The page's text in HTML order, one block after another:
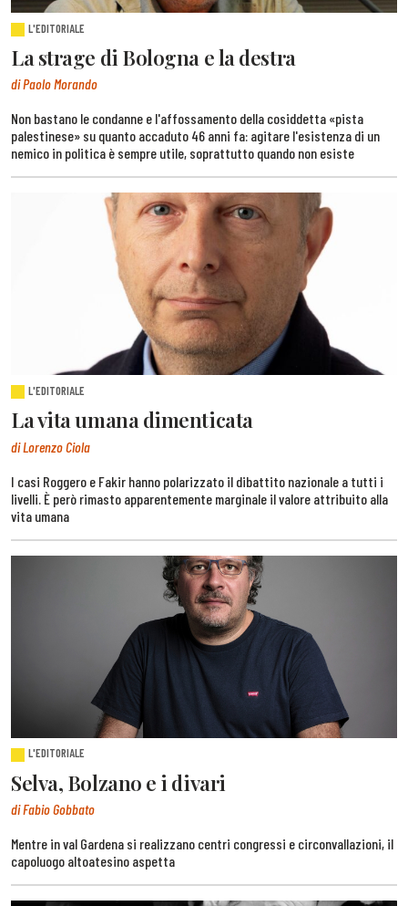
L'EDITORIALE
La strage di Bologna e la destra
di Paolo Morando
Non bastano le condanne e l'affossamento della cosiddetta «pista
palestinese» su quanto accaduto 46 anni fa: agitare l'esistenza di un
nemico in politica è sempre utile, soprattutto quando non esiste
L'EDITORIALE
La vita umana dimenticata
di Lorenzo Ciola
I casi Roggero e Fakir hanno polarizzato il dibattito nazionale a tutti i
livelli. È però rimasto apparentemente marginale il valore attribuito alla
vita umana
L'EDITORIALE
Selva, Bolzano e i divari
di Fabio Gobbato
Mentre in val Gardena si realizzano centri congressi e circonvallazioni, il
capoluogo altoatesino aspetta